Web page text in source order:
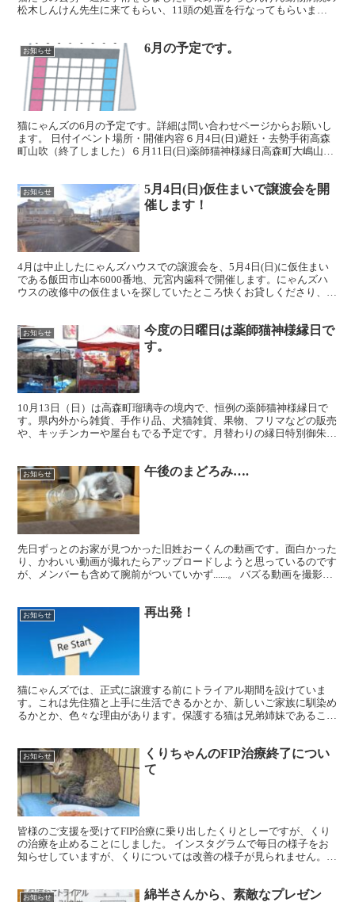
松木しんけん先生に来てもらい、11頭の処置を行なってもらいまし
お知らせ 6月の予定です。
猫にゃんズの6月の予定です。詳細は問い合わせページからお願いし
ます。 日付イベント場所・開催内容６月4日(日)避妊・去勢手術高森
町山吹（終了しました）６月11日(日)薬師猫神様縁日高森町大嶋山瑠
お知らせ
5月4日(日)仮住まいで譲渡会を開
催します！
4月は中止したにゃんズハウスでの譲渡会を、5月4日(日)に仮住まい
である飯田市山本6000番地、元宮内歯科で開催します。にゃんズハ
ウスの改修中の仮住まいを探していたところ快くお貸しくださり、い
お知らせ
今度の日曜日は薬師猫神様縁日で
す。
10月13日（日）は高森町瑠璃寺の境内で、恒例の薬師猫神様縁日で
す。県内外から雑貨、手作り品、犬猫雑貨、果物、フリマなどの販売
や、キッチンカーや屋台もでる予定です。月替わりの縁日特別御朱印
お知らせ 午後のまどろみ….
先日ずっとのお家が見つかった旧姓おーくんの動画です。面白かった
り、かわいい動画が撮れたらアップロードしようと思っているのです
が、メンバーも含めて腕前がついていかず......。 バズる動画を撮影し
お知らせ 再出発！
猫にゃんズでは、正式に譲渡する前にトライアル期間を設けていま
す。これは先住猫と上手に生活できるかとか、新しいご家族に馴染め
るかとか、色々な理由があります。保護する猫は兄弟姉妹であること
お知らせ
くりちゃんのFIP治療終了につい
て
皆様のご支援を受けてFIP治療に乗り出したくりとしーですが、くり
の治療を止めることにしました。 インスタグラムで毎日の様子をお
知らせしていますが、くりについては改善の様子が見られません。１
お知らせ
綿半さんから、素敵なプレゼン